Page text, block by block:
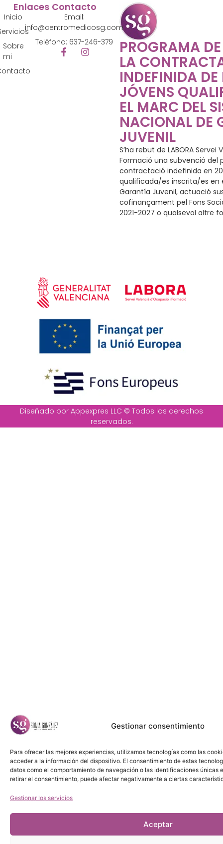
Gestionar consentimiento
Para ofrecer las mejores experiencias, utilizamos tecnologías como las
acceder a la información del dispositivo. El consentimiento de estas
datos como el comportamiento de navegación o las identificaciones únicas
retirar el consentimiento, puede afectar negativamente a ciertas
Gestionar los servicios
Aceptar
PROGRAMA
LA
INDEFINIDA DE
JÓVENS
EL MARC DEL
NACIONAL DE
JUVENIL
S’ha rebut de LABORA Servei
Formació una subvenció del
contractació indefinida en
qualificada/es inscrita/es en
Garantía Juvenil, actuació
cofinançament pel Fons
2021-2027 o qualsevol altre
Enlaces
Inicio
Sobre
mi
Contacto
Email:
info@centromedicosg.com
Teléfono: 637-246-379
Diseñado por Appexpres LLC © Todos los derechos
reservados.